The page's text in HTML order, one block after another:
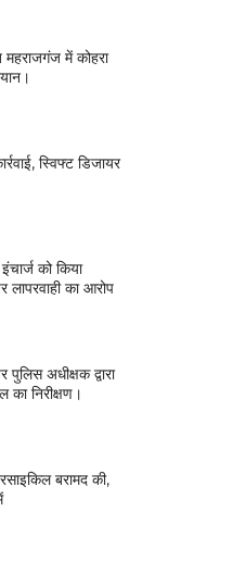
में कोहरा
स्विफ्ट डिजायर
को किया
लापरवाही का आरोप
अधीक्षक द्वारा
का निरीक्षण।
बरामद की,